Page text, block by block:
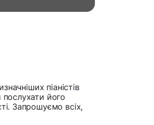
піаністів
його
Запрошуємо всіх,